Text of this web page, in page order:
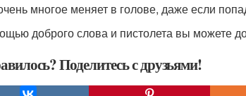
многое меняет в голове, даже если
доброго слова и пистолета вы можете
Поделитесь с друзьями!